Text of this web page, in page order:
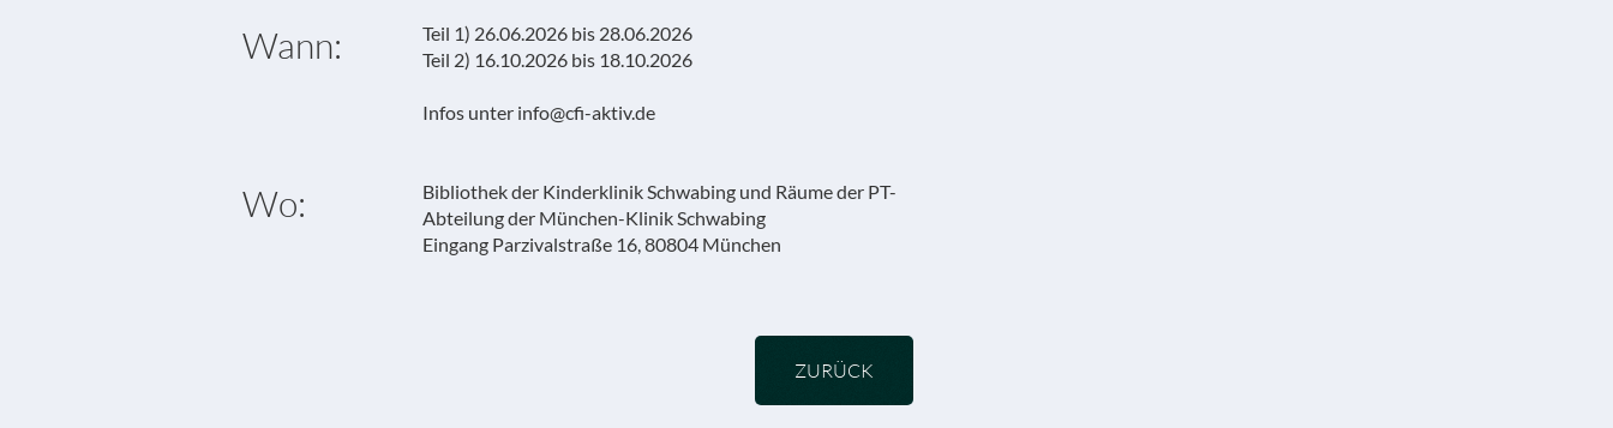
Wann:
Teil 1) 26.06.2026 bis 28.06.2026
Teil 2) 16.10.2026 bis 18.10.2026
Infos unter info@cfi-aktiv.de
Wo:
Bibliothek der Kinderklinik Schwabing und Räume der PT-
Abteilung der München-Klinik Schwabing
Eingang Parzivalstraße 16, 80804 München
ZURÜCK